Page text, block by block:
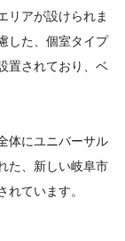
リアが設けられま
した、個室タイプ
置されており、ベ
体にユニバーサル
た、新しい岐阜市
ています。